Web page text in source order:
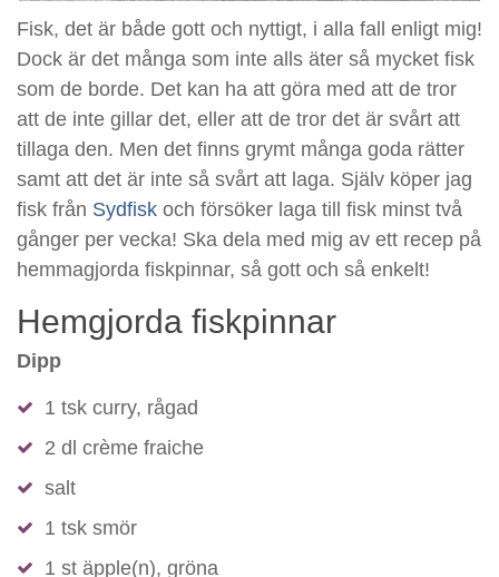
Fisk, det är både gott och nyttigt, i alla fall enligt mig!
Dock är det många som inte alls äter så mycket fisk
som de borde. Det kan ha att göra med att de tror
att de inte gillar det, eller att de tror det är svårt att
tillaga den. Men det finns grymt många goda rätter
samt att det är inte så svårt att laga. Själv köper jag
fisk från Sydfisk och försöker laga till fisk minst två
gånger per vecka! Ska dela med mig av ett recep på
hemmagjorda fiskpinnar, så gott och så enkelt!
Hemgjorda fiskpinnar
Dipp
1 tsk curry, rågad
2 dl crème fraiche
salt
1 tsk smör
1 st äpple(n), gröna